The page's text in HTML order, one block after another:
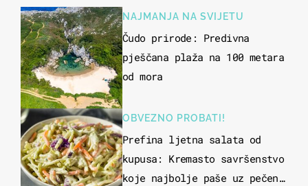
NAJMANJA NA SVIJETU
Čudo prirode: Predivna
pješčana plaža na 100 metara
od mora
OBVEZNO PROBATI!
Prefina ljetna salata od
kupusa: Kremasto savršenstvo
koje najbolje paše uz pečeno